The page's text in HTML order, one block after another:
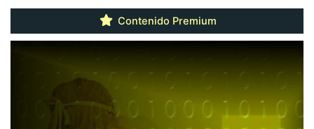
Contenido Premium